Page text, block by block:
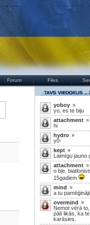
Forum Files
yoboy »
yo, es te biju
attachment »
hi
hydro »
y0-
kept »
Laimīgu jauno
attachment »
o bļe,
15gadiem
mind »
a tu
overmind »
Ņemot vērā
pālī likās, ka
karāsies.